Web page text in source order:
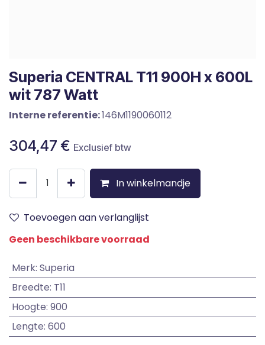
Superia CENTRAL T11 900H x 600L
wit 787 Watt
Interne referentie:146M1190060112
304,47 € Exclusief btw
In winkelmandje
Toevoegen aan verlanglijst
Geen beschikbare voorraad
Merk: Superia
Breedte: T11
Hoogte: 900
Lengte: 600